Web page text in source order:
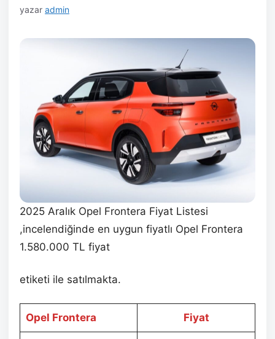
yazar admin
2025 Aralık Opel Frontera Fiyat Listesi
,incelendiğinde en uygun fiyatlı Opel Frontera
1.580.000 TL fiyat
etiketi ile satılmakta.
Opel Frontera Fiyat